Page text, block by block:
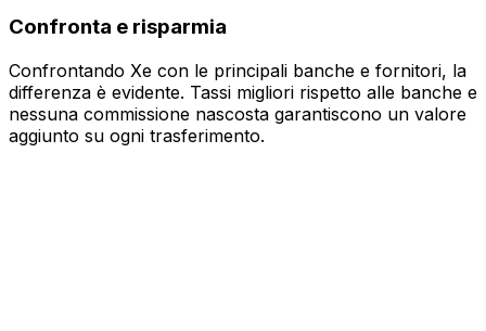
Confronta e risparmia
Confrontando Xe con le principali banche e fornitori, la
differenza è evidente. Tassi migliori rispetto alle banche e
nessuna commissione nascosta garantiscono un valore
aggiunto su ogni trasferimento.